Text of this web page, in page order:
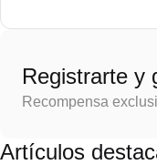
Registrarte y
Recompensa
Artículos